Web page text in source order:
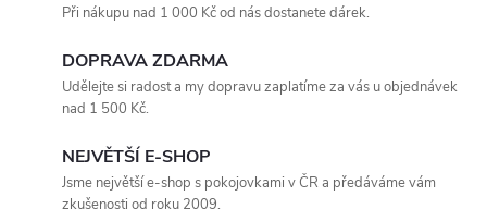
Při nákupu nad 1 000 Kč od nás dostanete dárek.
DOPRAVA ZDARMA
Udělejte si radost a my dopravu zaplatíme za vás u objednávek
nad 1 500 Kč.
NEJVĚTŠÍ E-SHOP
Jsme největší e-shop s pokojovkami v ČR a předáváme vám
zkušenosti od roku 2009.